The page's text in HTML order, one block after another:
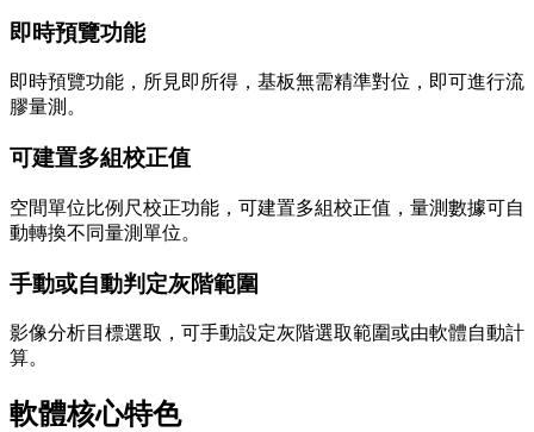
即時預覽功能
即時預覽功能，所見即所得，基板無需精準對位，即可進行流
膠量測。
可建置多組校正值
空間單位比例尺校正功能，可建置多組校正值，量測數據可自
動轉換不同量測單位。
手動或自動判定灰階範圍
影像分析目標選取，可手動設定灰階選取範圍或由軟體自動計
算。
軟體核心特色